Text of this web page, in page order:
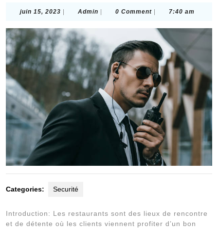
juin 15, 2023 juin
2023
Admin Admin0 Comment 7:40 am
Categories: Securité
Introduction: Les restaurants sont des lieux de rencontre
et de détente où les clients viennent profiter d’un bon